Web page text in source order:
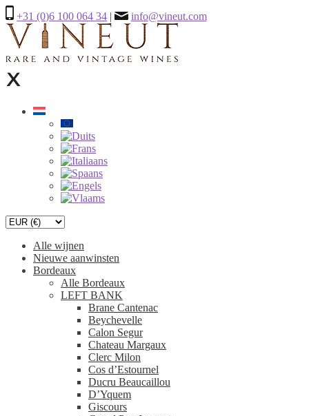
+31 (0)6 100 064 34 | info@vineut.com
Alle wijnen
Nieuwe aanwinsten
Bordeaux
Alle Bordeaux
LEFT BANK
Brane Cantenac
Beychevelle
Calon Segur
Chateau Margaux
Clerc Milon
Cos d’Estournel
Ducru Beaucaillou
D’Yquem
Giscours